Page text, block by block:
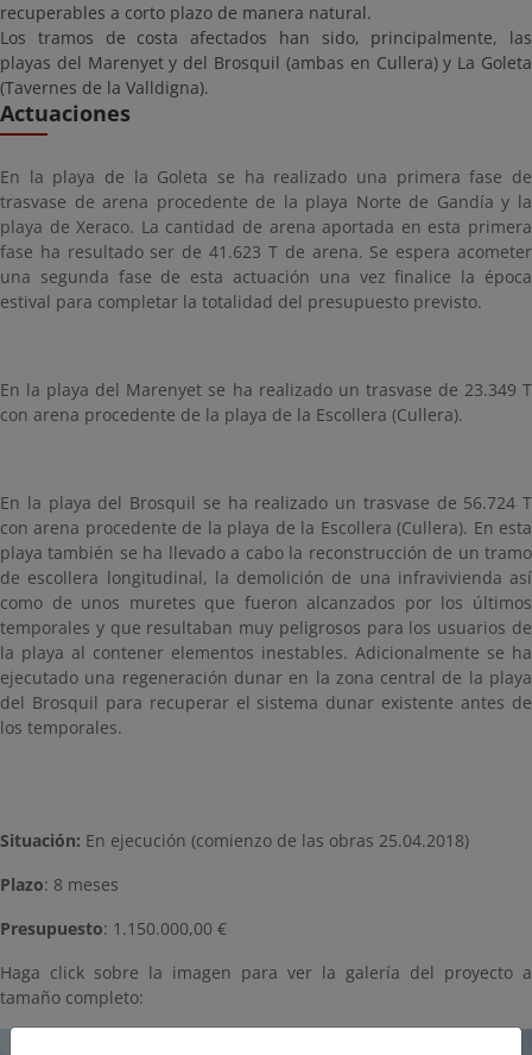
recuperables a corto plazo de manera natural.
Los tramos de costa afectados han sido, principalmente, las
playas del Marenyet y del Brosquil (ambas en Cullera) y La Goleta
(Tavernes de la Valldigna).
Actuaciones
En la playa de la Goleta se ha realizado una primera fase de
trasvase de arena procedente de la playa Norte de Gandía y la
playa de Xeraco. La cantidad de arena aportada en esta primera
fase ha resultado ser de 41.623 T de arena. Se espera acometer
una segunda fase de esta actuación una vez finalice la época
estival para completar la totalidad del presupuesto previsto.
En la playa del Marenyet se ha realizado un trasvase de 23.349 T
con arena procedente de la playa de la Escollera (Cullera).
En la playa del Brosquil se ha realizado un trasvase de 56.724 T
con arena procedente de la playa de la Escollera (Cullera). En esta
playa también se ha llevado a cabo la reconstrucción de un tramo
de escollera longitudinal, la demolición de una infravivienda así
como de unos muretes que fueron alcanzados por los últimos
temporales y que resultaban muy peligrosos para los usuarios de
la playa al contener elementos inestables. Adicionalmente se ha
ejecutado una regeneración dunar en la zona central de la playa
del Brosquil para recuperar el sistema dunar existente antes de
los temporales.
Situación: En ejecución (comienzo de las obras 25.04.2018)
Plazo: 8 meses
Presupuesto: 1.150.000,00 €
Haga click sobre la imagen para ver la galería del proyecto a
tamaño completo: